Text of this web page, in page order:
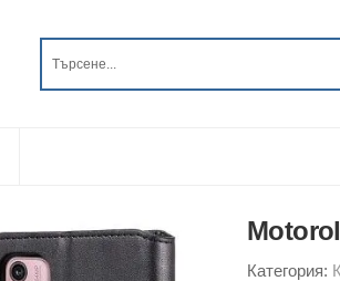
Категория: